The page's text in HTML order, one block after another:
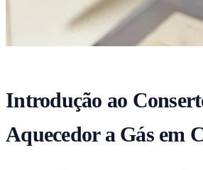
Introdução ao
Aquecedor a Gás em